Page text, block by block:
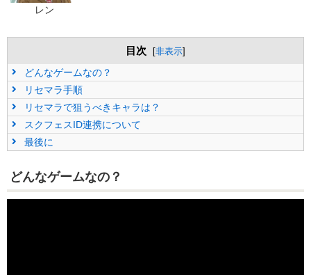
レン
目次 [非表示]
どんなゲームなの？
リセマラ手順
リセマラで狙うべきキャラは？
スクフェスID連携について
最後に
どんなゲームなの？